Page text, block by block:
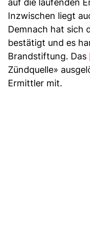
auf die laufenden
Inzwischen liegt
Demnach hat sich
bestätigt und es
Brandstiftung. Das
Zündquelle»
Ermittler mit.